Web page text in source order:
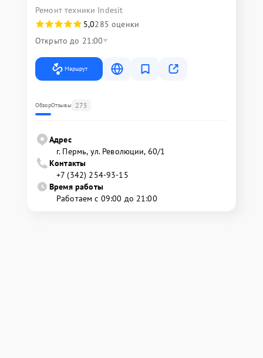
Ремонт техники Indesit
5,0285 оценки
Открыто до 21:00
Маршрут
ОбзорОтзывы 275
Адрес
г. Пермь, ул. ​Революции, 60/1
Контакты
+7 (342) 254-93-15
Время работы
Работаем с 09:00 до 21:00